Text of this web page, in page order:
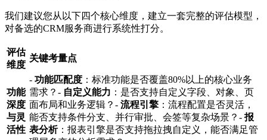
我们建议您从以下四个核心维度，建立一套完整的评估模型，
对备选的CRM服务商进行系统性打分。
评估
维度
关键考量点
功能
深度
与灵
活性
- 功能匹配度 ：标准功能是否覆盖80%以上的核心业务
需求？- 自定义能力 ：是否支持自定义字段、对象、页
面布局和业务逻辑？- 流程引擎 ：流程配置是否灵活，
能否支持条件分支、并行审批、会签等复杂场景？- 报
表分析：报表引擎是否支持拖拉拽自定义，能否满足管